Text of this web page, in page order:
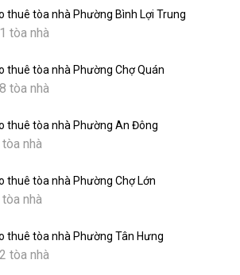
thuê tòa nhà Phường Bình Lợi Trung
tòa nhà
thuê tòa nhà Phường Chợ Quán
tòa nhà
thuê tòa nhà Phường An Đông
nhà
thuê tòa nhà Phường Chợ Lớn
nhà
thuê tòa nhà Phường Tân Hưng
tòa nhà